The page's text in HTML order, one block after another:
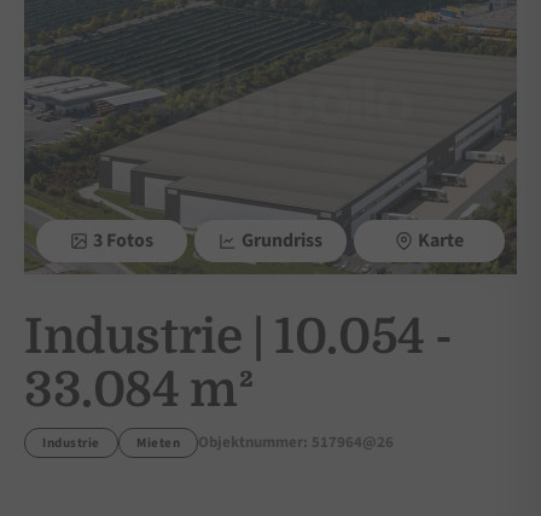
3 Fotos Grundriss Karte
Industrie | 10.054 -
33.084 m²
Industrie Mieten Objektnummer: 517964@26